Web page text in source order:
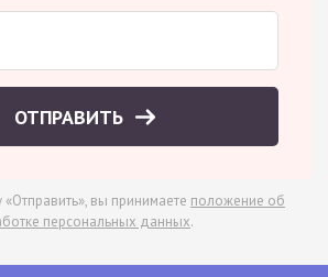
ОТПРАВИТЬ
вы принимаете положение об
персональных данных.